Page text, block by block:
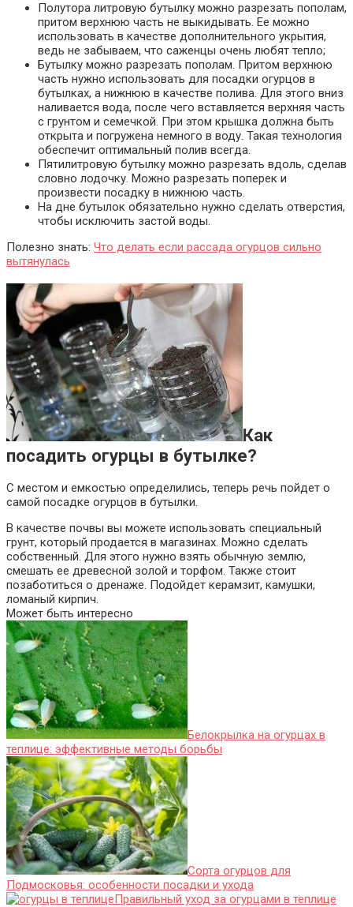
Полутора литровую бутылку можно разрезать пополам,
притом верхнюю часть не выкидывать. Ее можно
использовать в качестве дополнительного укрытия,
ведь не забываем, что саженцы очень любят тепло;
Бутылку можно разрезать пополам. Притом верхнюю
часть нужно использовать для посадки огурцов в
бутылках, а нижнюю в качестве полива. Для этого вниз
наливается вода, после чего вставляется верхняя часть
с грунтом и семечкой. При этом крышка должна быть
открыта и погружена немного в воду. Такая технология
обеспечит оптимальный полив всегда.
Пятилитровую бутылку можно разрезать вдоль, сделав
словно лодочку. Можно разрезать поперек и
произвести посадку в нижнюю часть.
На дне бутылок обязательно нужно сделать отверстия,
чтобы исключить застой воды.
Полезно знать: Что делать если рассада огурцов сильно
вытянулась
Как
посадить огурцы в бутылке?
С местом и емкостью определились, теперь речь пойдет о
самой посадке огурцов в бутылки.
В качестве почвы вы можете использовать специальный
грунт, который продается в магазинах. Можно сделать
собственный. Для этого нужно взять обычную землю,
смешать ее древесной золой и торфом. Также стоит
позаботиться о дренаже. Подойдет керамзит, камушки,
ломаный кирпич.
Может быть интересно
Белокрылка на огурцах в
теплице: эффективные методы борьбы
Сорта огурцов для
Подмосковья: особенности посадки и ухода
Правильный уход за огурцами в теплице